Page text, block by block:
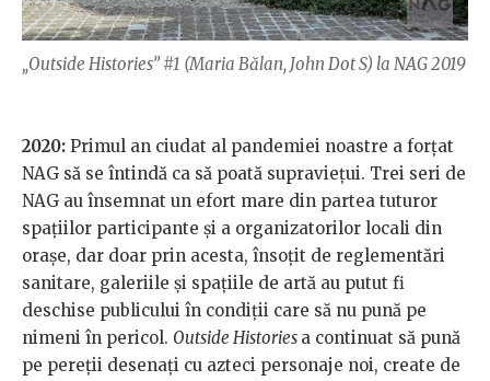
„Outside Histories” #1 (Maria Bălan, John Dot S) la NAG 2019
2020: Primul an ciudat al pandemiei noastre a forțat
NAG să se întindă ca să poată supraviețui. Trei seri de
NAG au însemnat un efort mare din partea tuturor
spațiilor participante și a organizatorilor locali din
orașe, dar doar prin acesta, însoțit de reglementări
sanitare, galeriile și spațiile de artă au putut fi
deschise publicului în condiții care să nu pună pe
nimeni în pericol. Outside Histories a continuat să pună
pe pereții desenați cu azteci personaje noi, create de